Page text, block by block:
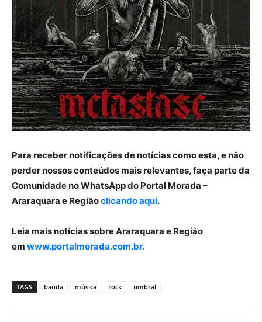
Para receber notificações de notícias como esta, e não
perder nossos conteúdos mais relevantes, faça parte da
Comunidade no WhatsApp do Portal Morada –
Araraquara e Regiãoclicando aqui.
Leia mais notícias sobre Araraquara e Região
em www.portalmorada.com.br.
TAGS banda música rock umbral